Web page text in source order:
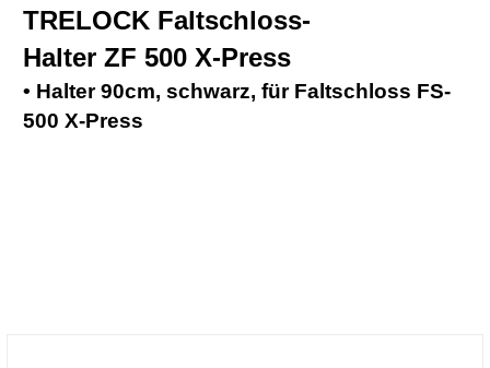
TRELOCK Faltschloss-
Halter ZF 500 X-Press
• Halter 90cm, schwarz, für Faltschloss FS-
500 X-Press